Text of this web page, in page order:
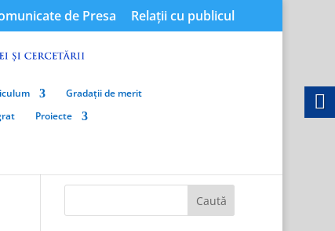
de Presa Relații cu publicul
Gradații de merit
Proiecte